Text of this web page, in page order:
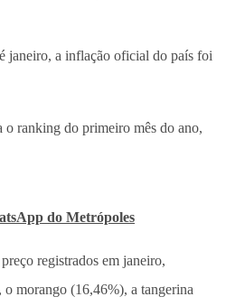
janeiro, a inflação oficial do país foi
o ranking do primeiro mês do ano,
do Metrópoles
registrados em janeiro,
morango (16,46%), a tangerina